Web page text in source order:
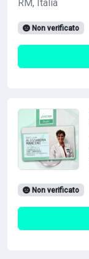
RM, Italia
Non verificato
Non verificato